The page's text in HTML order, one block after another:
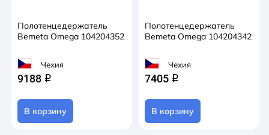
Полотенцедержатель
Bemeta Omega 104204352
Чехия
9188 q
В корзину
Полотенцедержатель
Bemeta Omega 104204342
Чехия
7405 q
В корзину